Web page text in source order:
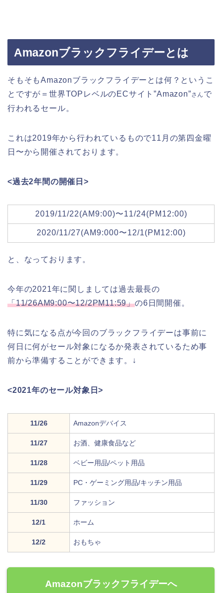
Amazonブラックフライデーとは
そもそもAmazonブラックフライデーとは何？というこ
とですが＝世界TOPレベルのECサイト”Amazon”さん で
行われるセール。
これは2019年から行われているもので11月の第四金曜
日〜から開催されております。
<過去2年間の開催日>
2019/11/22(AM9:00)〜11/24(PM12:00)
2020/11/27(AM9:000〜12/1(PM12:00)
と、なっております。
今年の2021年に関しましては過去最長の
「11/26AM9:00〜12/2PM11:59」の6日間開催。
特に気になる点が今回のブラックフライデーは事前に
何日に何がセール対象になるか発表されているため事
前から準備することができます。↓
<2021年のセール対象日>
11/26 Amazonデバイス
11/27 お酒、健康食品など
11/28 ベビー用品/ペット用品
11/29 PC・ゲーミング用品/キッチン用品
11/30 ファッション
12/1 ホーム
12/2 おもちゃ
Amazonブラックフライデーへ